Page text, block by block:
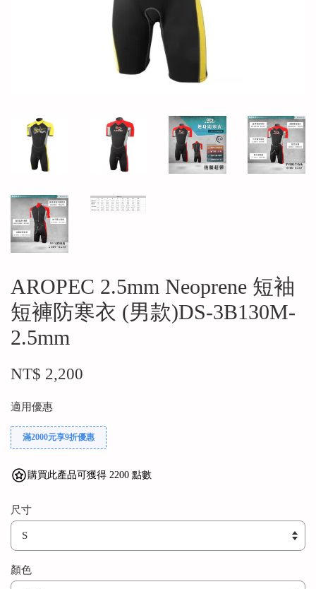
AROPEC 2.5mm Neoprene 短袖
短褲防寒衣 (男款)DS-3B130M-
2.5mm
NT$ 2,200
適用優惠
滿2000元享9折優惠
購買此產品可獲得 2200 點數
尺寸
顏色